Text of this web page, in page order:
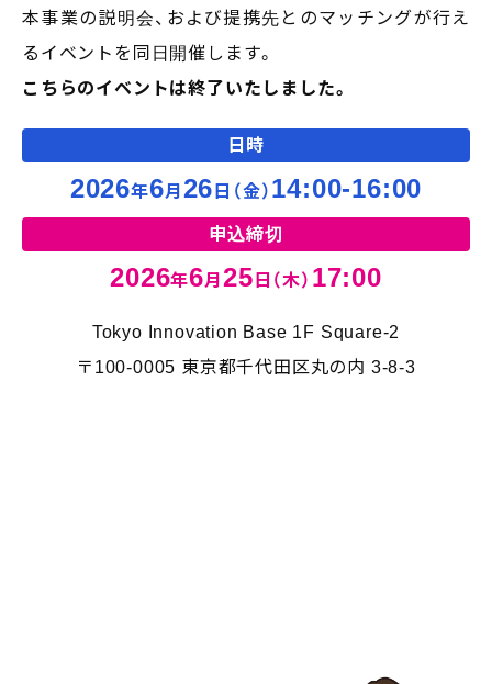
本事業の説明会、および提携先とのマッチングが行え
るイベントを同日開催します。
こちらのイベントは終了いたしました。
日時
2026年6月 26 日（金） 14:00-16:00
申込締切
2026年6月 25 日（木） 17:00
Tokyo Innovation Base 1F Square-2
〒100-0005 東京都千代田区丸の内 3-8-3